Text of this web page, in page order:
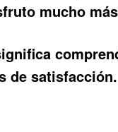
mucho
de satisfacción.